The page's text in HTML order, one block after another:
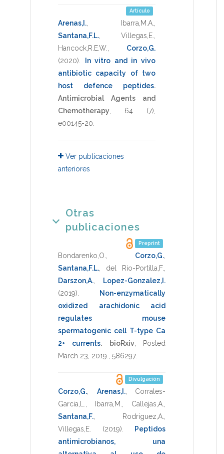
Artículo
Arenas,I. Ibarra,M.A.
Santana,F.L.
Villegas,E.
Hancock,R.E.W.
Corzo,G.
(2020)
In vitro and in vivo
antibiotic capacity of two
host defence peptides.
Antimicrobial Agents and
Chemotherapy
64 (7),
e00145-20
Ver publicaciones
anteriores
Otras
publicaciones
Preprint
Bondarenko,O. Corzo,G.
Santana,F.L.
del Rio-Portilla,F.
Darszon,A.
Lopez-Gonzalez,I.
(2019)
Non-enzymatically
oxidized arachidonic acid
regulates mouse
spermatogenic cell T-type Ca
2+ currents. bioRxiv, Posted
March 23, 2019.
586297.
Divulgación
Corzo,G. Arenas,I., Corrales-
Garcia,L.
Ibarra,M. Callejas,A.
Santana,F.
Rodriguez,A.
Villegas,E.
(2019)
Peptidos
antimicrobianos, una